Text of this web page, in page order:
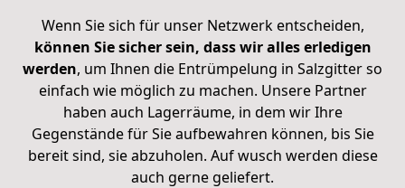
Wenn Sie sich für unser Netzwerk entscheiden,
können Sie sicher sein, dass wir alles erledigen
werden, um Ihnen die Entrümpelung in Salzgitter so
einfach wie möglich zu machen. Unsere Partner
haben auch Lagerräume, in dem wir Ihre
Gegenstände für Sie aufbewahren können, bis Sie
bereit sind, sie abzuholen. Auf wusch werden diese
auch gerne geliefert.